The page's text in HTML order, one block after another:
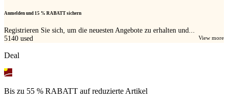
Anmelden und 15 % RABATT sichern
Registrieren Sie sich, um die neuesten Angebote zu erhalten und...
View more
5140 used
Deal
Bis zu 55 % RABATT auf reduzierte Artikel